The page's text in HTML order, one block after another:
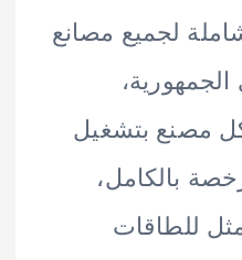
مصانع
بتشغيل